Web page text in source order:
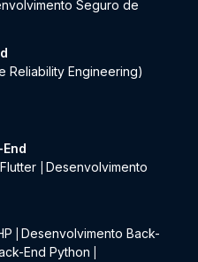
Seguro de
Reliability Engineering)
Desenvolvimento
Desenvolvimento Back-
End Python